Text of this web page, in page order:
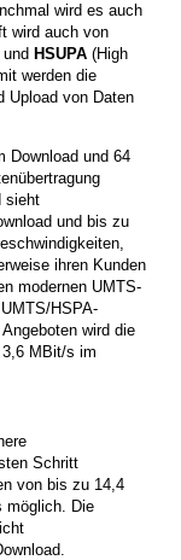
wird es auch
wird auch von
HSUPA (High
werden die
Upload von Daten
Download und 64
sieht
und bis zu
ihren Kunden
modernen UMTS-
HSPA-
wird die
MBit/s im
Schritt
von bis zu 14,4
möglich. Die